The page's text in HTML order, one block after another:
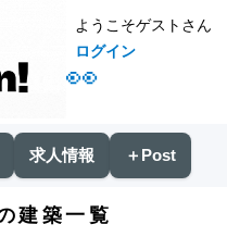
👀
ようこそゲストさん
ログイン
求人情報 ＋Post
建築一覧